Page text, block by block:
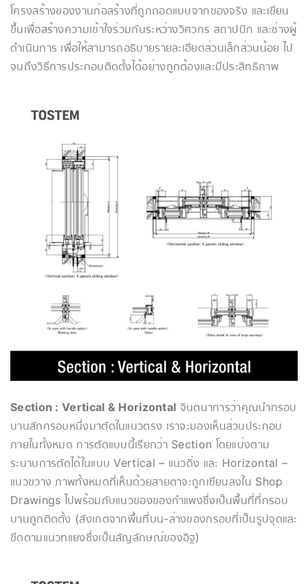
โครงสร้างของงานก่อสร้างที่ถูกถอดแบบจากของจริง และเขียน
ขึ้นเพื่อสร้างความเข้าใจร่วมกันระหว่างวิศวกร สถาปนิก และช่างผู้
ดำเนินการ เพื่อให้สามารถอธิบายรายละเอียดส่วนเล็กส่วนน้อย ไป
จนถึงวิธีการประกอบติดตั้งได้อย่างถูกต้องและมีประสิทธิภาพ
Section : Vertical & Horizontal จินตนาการว่าคุณนำกรอบ
บานสักกรอบหนึ่งมาตัดในแนวตรง เราจะมองเห็นส่วนประกอบ
ภายในทั้งหมด การตัดแบบนี้เรียกว่า Section โดยแบ่งตาม
ระนาบการตัดได้ในแบบ Vertical – แนวดิ่ง และ Horizontal –
แนวขวาง ภาพทั้งหมดที่เห็นด้วยสายตาจะถูกเขียนลงใน Shop
Drawings ไปพร้อมกับแนวของของกำแพงซึ่งเป็นพื้นที่ที่กรอบ
บานถูกติดตั้ง (สังเกตจากพื้นที่บน-ล่างของกรอบที่เป็นรูปจุดและ
ขีดตามแนวทแยงซึ่งเป็นสัญลักษณ์ของอิฐ)